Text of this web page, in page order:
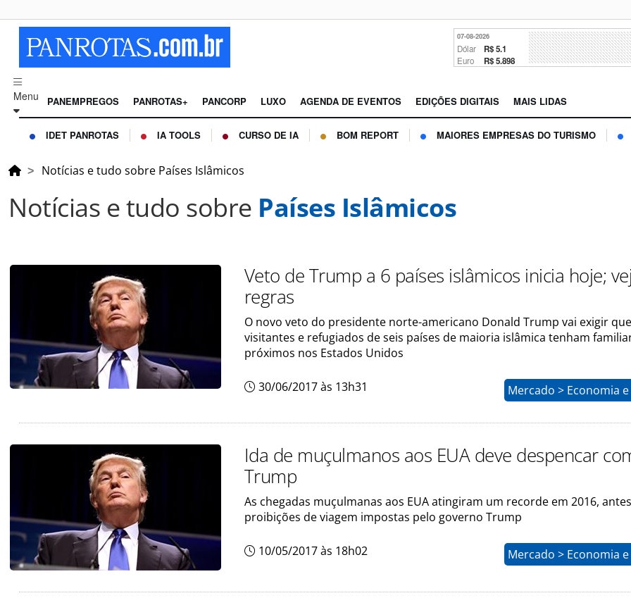
07-08-2026
Dólar R$ 5.1
Euro R$ 5.898
Menu PANEMPREGOS PANROTAS+ PANCORP LUXO AGENDA DE EVENTOS EDIÇÕES DIGITAIS MAIS LIDAS
IDET PANROTAS IA TOOLS CURSO DE IA BOM REPORT MAIORES EMPRESAS DO TURISMO
Notícias e tudo sobre Países Islâmicos
Notícias e tudo sobre Países Islâmicos
Veto de Trump a 6 países islâmicos inicia hoje;
regras
O novo veto do presidente norte-americano Donald Trump vai exigir que
visitantes e refugiados de seis países de maioria islâmica tenham
próximos nos Estados Unidos
30/06/2017 às 13h31 Mercado > Economia
Ida de muçulmanos aos EUA deve despencar
Trump
As chegadas muçulmanas aos EUA atingiram um recorde em 2016,
proibições de viagem impostas pelo governo Trump
10/05/2017 às 18h02 Mercado > Economia